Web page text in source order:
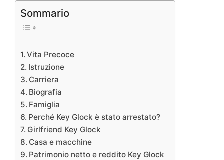
Sommario
Vita Precoce
Istruzione
Carriera
Biografia
Famiglia
Perché Key Glock è stato arrestato?
Girlfriend Key Glock
Casa e macchine
Patrimonio netto e reddito Key Glock